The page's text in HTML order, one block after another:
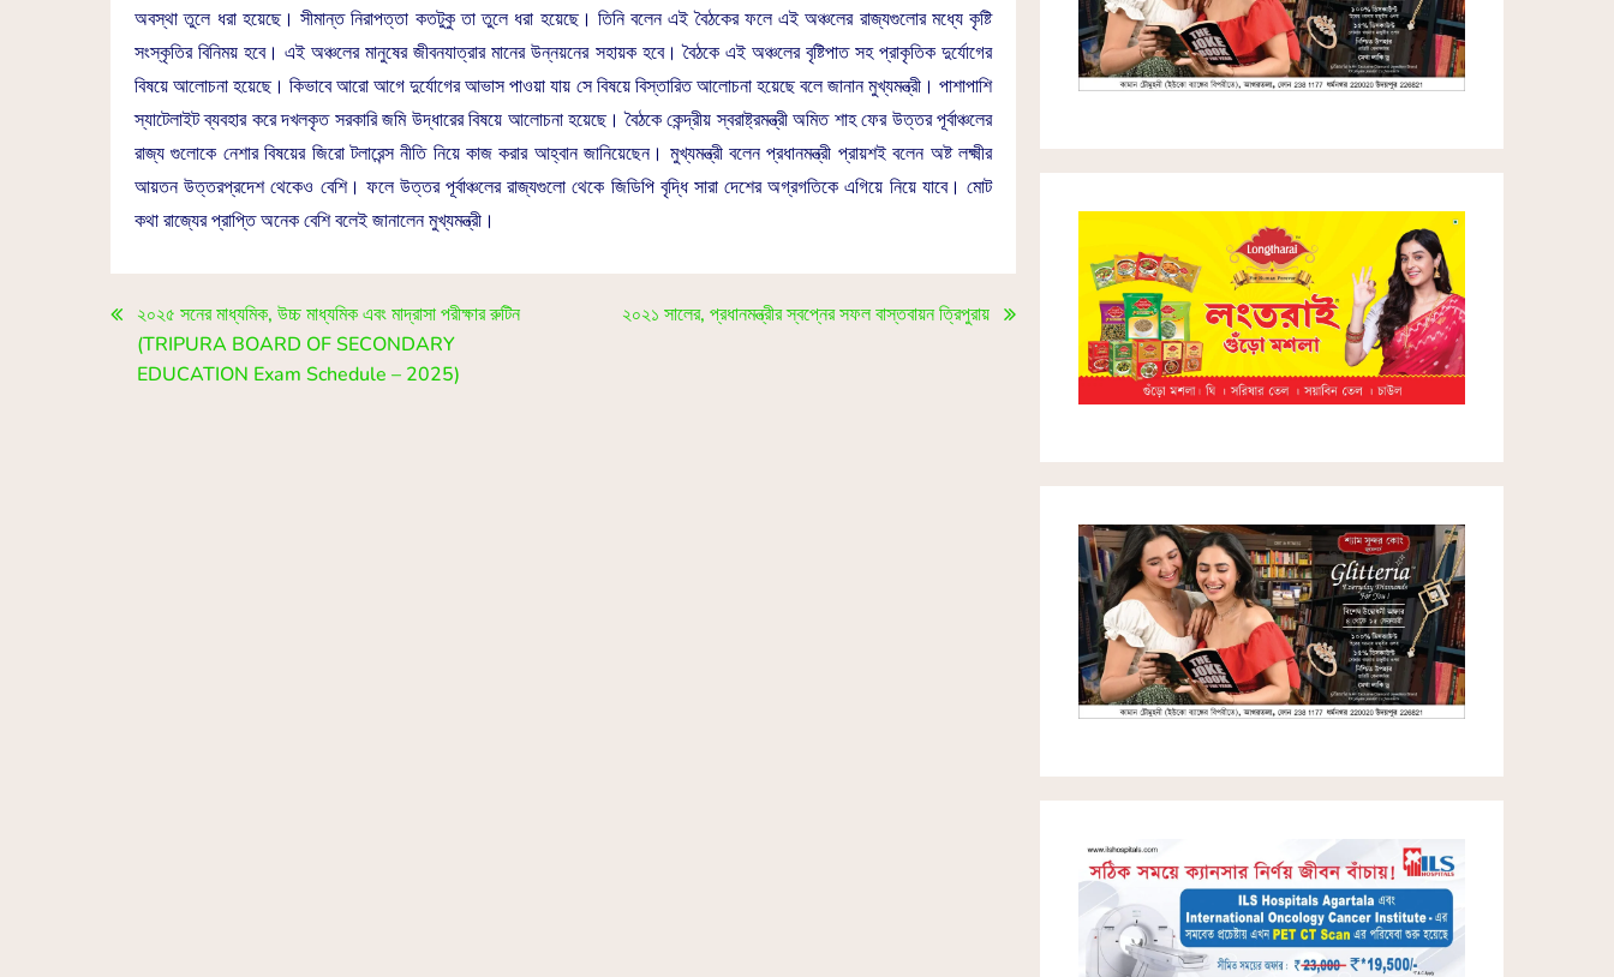
অবস্থা তুলে ধরা হয়েছে। সীমান্ত নিরাপত্তা কতটুকু তা তুলে ধরা হয়েছে। তিনি বলেন এই বৈঠকের ফলে এই অঞ্চলের রাজ্যগুলোর মধ্যে কৃষ্টি
সংস্কৃতির বিনিময় হবে। এই অঞ্চলের মানুষের জীবনযাত্রার মানের উন্নয়নের সহায়ক হবে। বৈঠকে এই অঞ্চলের বৃষ্টিপাত সহ প্রাকৃতিক দুর্যোগের
বিষয়ে আলোচনা হয়েছে। কিভাবে আরো আগে দুর্যোগের আভাস পাওয়া যায় সে বিষয়ে বিস্তারিত আলোচনা হয়েছে বলে জানান মুখ্যমন্ত্রী। পাশাপাশি
স্যাটেলাইট ব্যবহার করে দখলকৃত সরকারি জমি উদ্ধারের বিষয়ে আলোচনা হয়েছে। বৈঠকে কেন্দ্রীয় স্বরাষ্ট্রমন্ত্রী অমিত শাহ ফের উত্তর পূর্বাঞ্চলের
রাজ্য গুলোকে নেশার বিষয়ের জিরো টলারেন্স নীতি নিয়ে কাজ করার আহ্বান জানিয়েছেন। মুখ্যমন্ত্রী বলেন প্রধানমন্ত্রী প্রায়শই বলেন অষ্ট লক্ষ্মীর
আয়তন উত্তরপ্রদেশ থেকেও বেশি। ফলে উত্তর পূর্বাঞ্চলের রাজ্যগুলো থেকে জিডিপি বৃদ্ধি সারা দেশের অগ্রগতিকে এগিয়ে নিয়ে যাবে। মোট
কথা রাজ্যের প্রাপ্তি অনেক বেশি বলেই জানালেন মুখ্যমন্ত্রী।
২০২৫ সনের মাধ্যমিক, উচ্চ মাধ্যমিক এবং মাদ্রাসা পরীক্ষার রুটিন
(TRIPURA BOARD OF SECONDARY
EDUCATION Exam Schedule – 2025)
২০২১ সালের, প্রধানমন্ত্রীর স্বপ্নের সফল বাস্তবায়ন ত্রিপুরায়